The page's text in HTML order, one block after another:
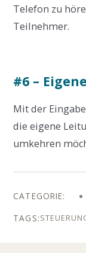
Telefon zu
Teilnehmer.
#6 –
Mit der
die eigene
umkehren